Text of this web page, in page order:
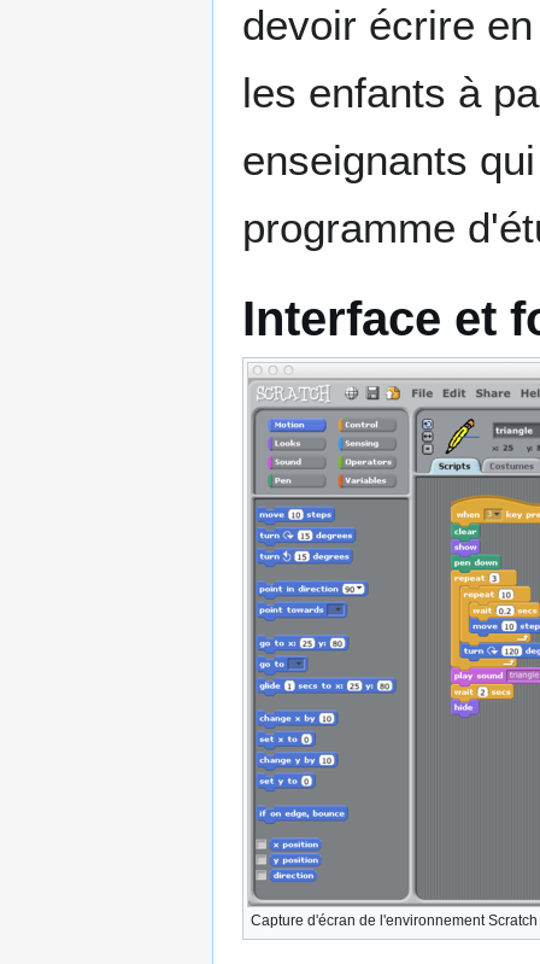
devoir écrire
les enfants à
enseignants
programme
Interface et
Capture d'écran de l'environnement Scratch